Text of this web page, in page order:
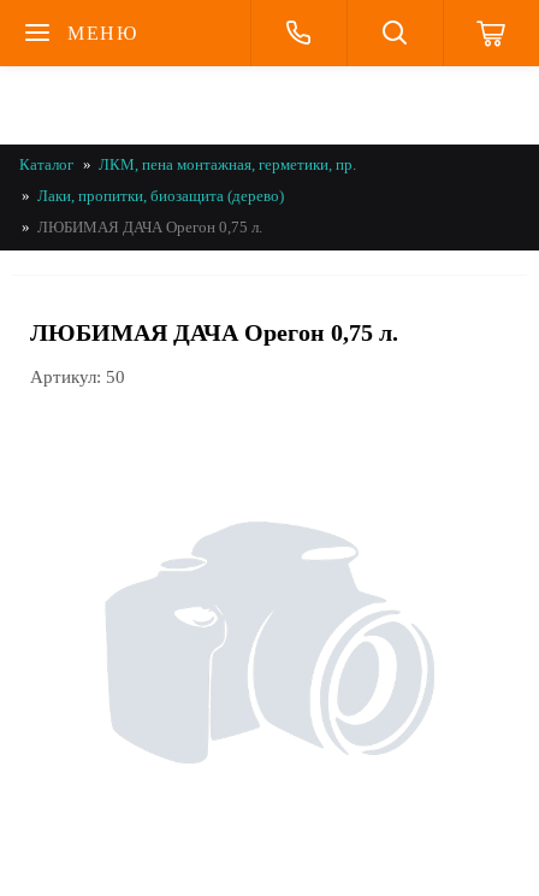
МЕНЮ
Каталог
ЛКМ, пена монтажная, герметики, пр.
Лаки, пропитки, биозащита (дерево)
ЛЮБИМАЯ ДАЧА Орегон 0,75 л.
ЛЮБИМАЯ ДАЧА Орегон 0,75 л.
Артикул: 50